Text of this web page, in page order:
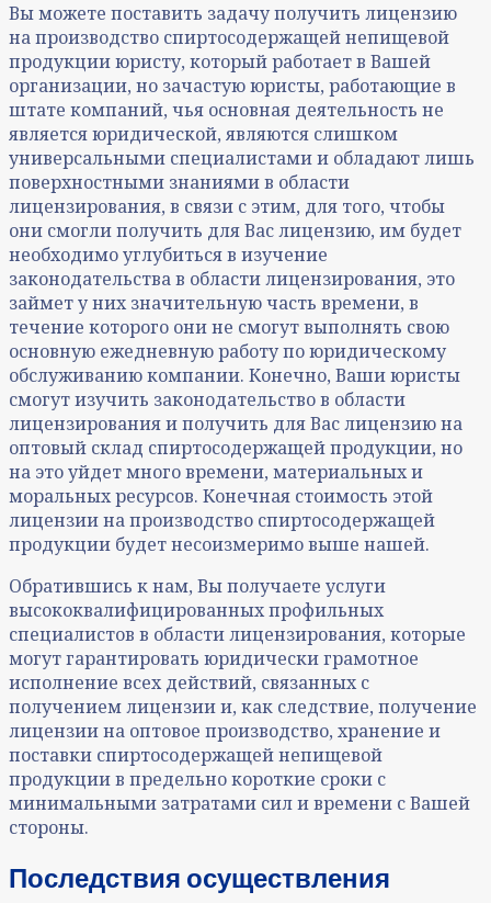
Вы можете поставить задачу получить лицензию
на производство спиртосодержащей непищевой
продукции юристу, который работает в Вашей
организации, но зачастую юристы, работающие в
штате компаний, чья основная деятельность не
является юридической, являются слишком
универсальными специалистами и обладают лишь
поверхностными знаниями в области
лицензирования, в связи с этим, для того, чтобы
они смогли получить для Вас лицензию, им будет
необходимо углубиться в изучение
законодательства в области лицензирования, это
займет у них значительную часть времени, в
течение которого они не смогут выполнять свою
основную ежедневную работу по юридическому
обслуживанию компании. Конечно, Ваши юристы
смогут изучить законодательство в области
лицензирования и получить для Вас лицензию на
оптовый склад спиртосодержащей продукции, но
на это уйдет много времени, материальных и
моральных ресурсов. Конечная стоимость этой
лицензии на производство спиртосодержащей
продукции будет несоизмеримо выше нашей.
Обратившись к нам, Вы получаете услуги
высококвалифицированных профильных
специалистов в области лицензирования, которые
могут гарантировать юридически грамотное
исполнение всех действий, связанных с
получением лицензии и, как следствие, получение
лицензии на оптовое производство, хранение и
поставки спиртосодержащей непищевой
продукции в предельно короткие сроки с
минимальными затратами сил и времени с Вашей
стороны.
Последствия осуществления